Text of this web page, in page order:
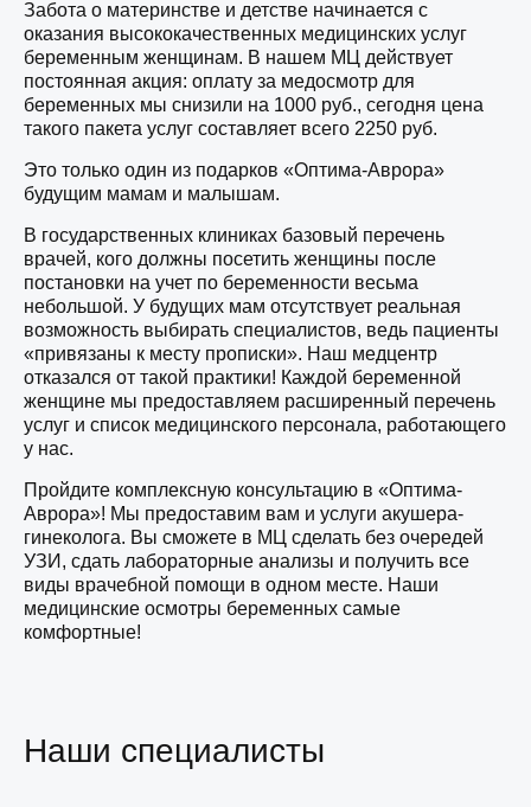
Забота о материнстве и детстве начинается с
оказания высококачественных медицинских услуг
беременным женщинам. В нашем МЦ действует
постоянная акция: оплату за медосмотр для
беременных мы снизили на 1000 руб., сегодня цена
такого пакета услуг составляет всего 2250 руб.
Это только один из подарков «Оптима-Аврора»
будущим мамам и малышам.
В государственных клиниках базовый перечень
врачей, кого должны посетить женщины после
постановки на учет по беременности весьма
небольшой. У будущих мам отсутствует реальная
возможность выбирать специалистов, ведь пациенты
«привязаны к месту прописки». Наш медцентр
отказался от такой практики! Каждой беременной
женщине мы предоставляем расширенный перечень
услуг и список медицинского персонала, работающего
у нас.
Пройдите комплексную консультацию в «Оптима-
Аврора»! Мы предоставим вам и услуги акушера-
гинеколога. Вы сможете в МЦ сделать без очередей
УЗИ, сдать лабораторные анализы и получить все
виды врачебной помощи в одном месте. Наши
медицинские осмотры беременных самые
комфортные!
Наши специалисты